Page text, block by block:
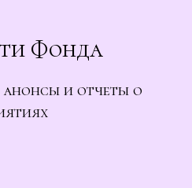
Фонда
анонсы и отчеты о